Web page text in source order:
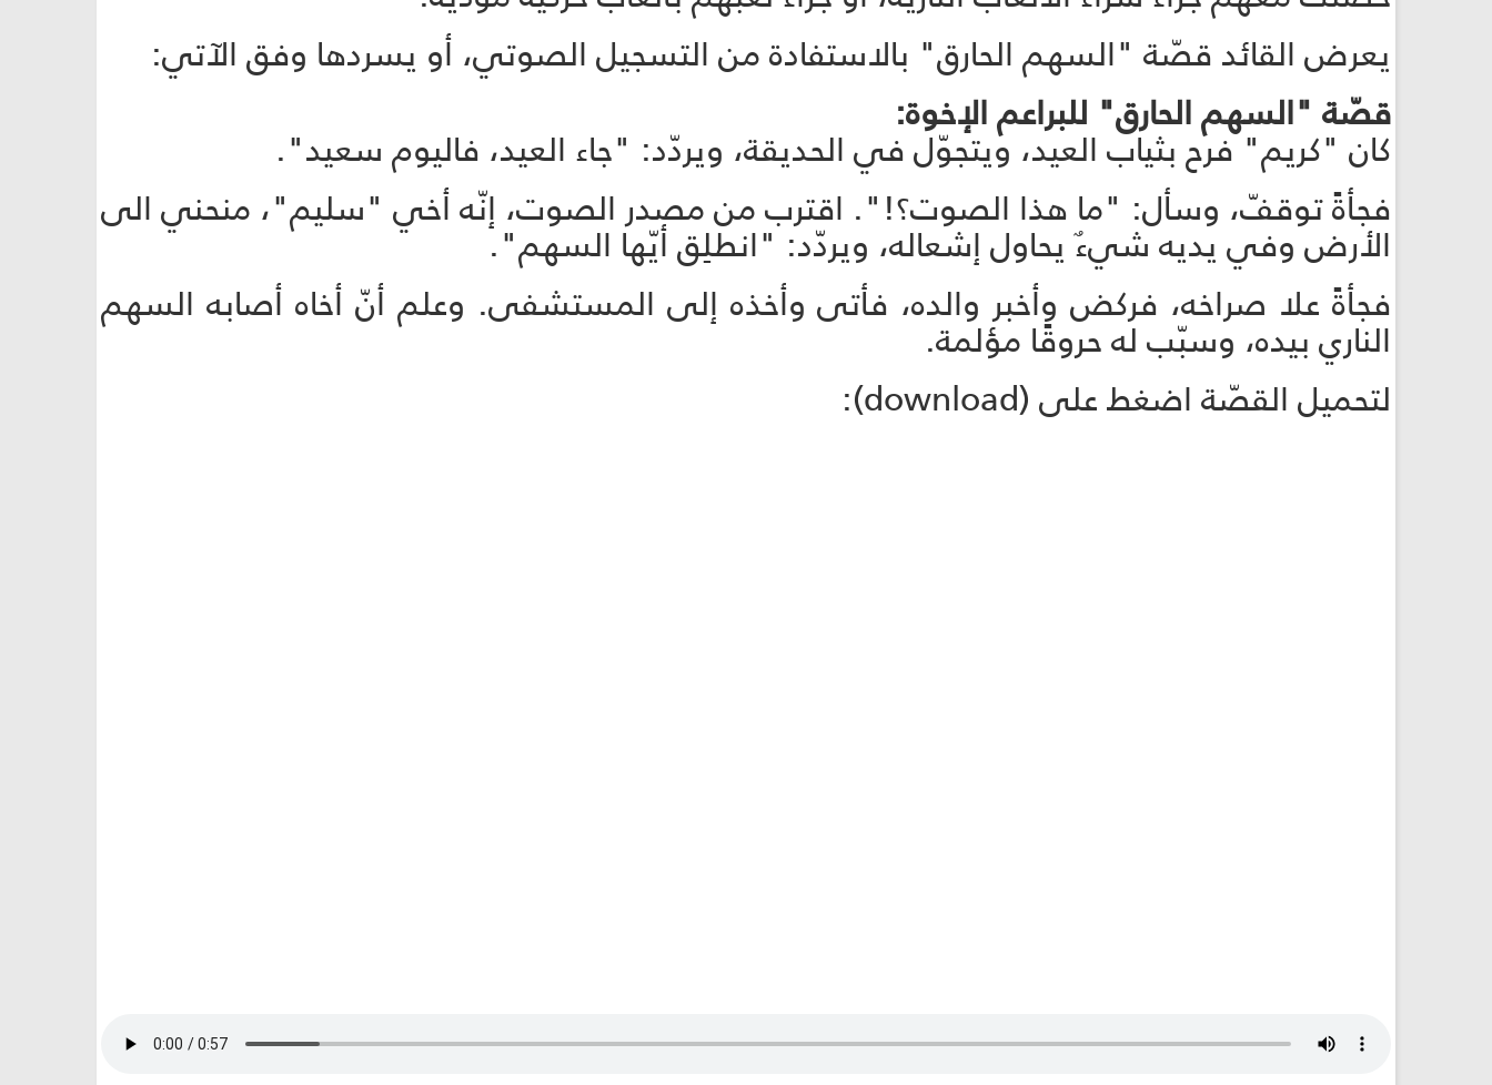
يعرض القائد قصّة "السهم الحارق" بالاستفادة من التسجيل الصوتي، أو يسردها وفق الآتي:
قصّة "السهم الحارق" للبراعم الإخوة:
كان "كريم" فرح بثياب العيد، ويتجوّل في الحديقة، ويردّد: "جاء العيد، فاليوم سعيد".
فجأةً توقفّ، وسأل: "ما هذا الصوت؟!". اقترب من مصدر الصوت، إنّه أخي "سليم"، منحني الى
الأرض وفي يديه شيءٌ يحاول إشعاله، ويردّد: "انطلِق أيّها السهم".
فجأةً علا صراخه، فركض وأخبر والده، فأتى وأخذه إلى المستشفى. وعلم أنّ أخاه أصابه السهم
الناري بيده، وسبّب له حروقًا مؤلمة.
لتحميل القصّة اضغط على (download):